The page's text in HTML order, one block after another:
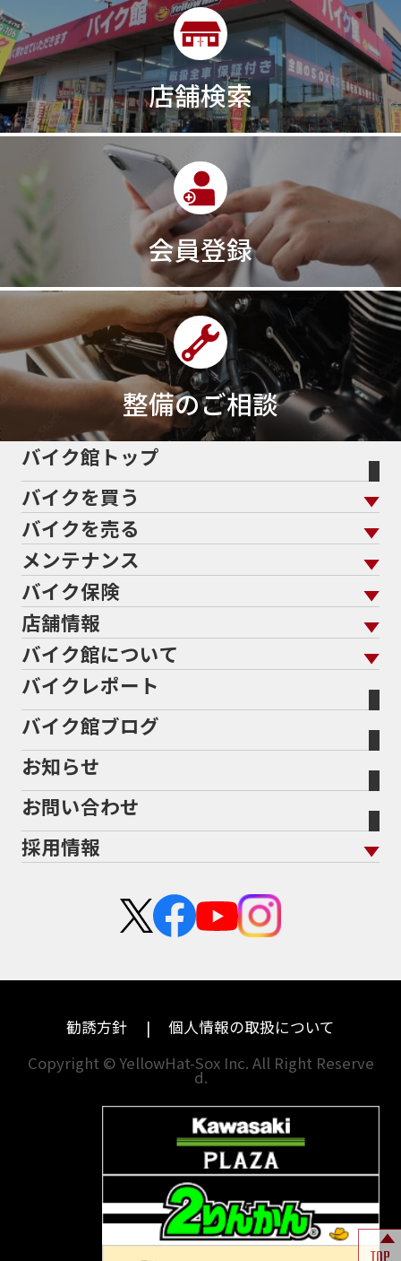
2気筒エンジン2級ボイラー技士2輪
300㎞/ｈ30th
30th Anniversary
30th記念モデル30万以下30周年
30周年記念モデル313cc320台限定
320ｃｃ350cc35ps390390ADVENTURE
390DUKE390アドベンチャー
3気筒エンジン
3気筒クロスプレーン3点パニア
3輪スポーツバイク400400X ABS400cc
400ccアメリカン400アメリカン
400ｃｃスポーツ400ｃｃモタード
43馬力464848ps4D94V 4ストローク
4ミニ4月4気筒5/31 5000円 500cc
50cc
50cc新車50cc限定50th Anniversary
50thAnniversary50th記念モデル50周年
50周年記念モデル5600シリーズ
5インチカラーTFT液晶5バルブ5月600cc
60Thモデル 60th
61馬力636cc
689cc690SMCR
701エンデューロ72PS750750cc75th
765773cc800cc80s80万以下
80万以下大型80万円以下82185馬力883
883R890DUKE899 Panigale8月8月11日
8耐8耐見に行きたい
946ml950S950cc
ADDRESSADDRESS 110ADVADV150
ADV160AEROX
AEROX155 ABS
ANNIVERSARYAPEAPE 100 DXAPEX
ARMORED CORE2
Address125
BALIUSⅡBANDIT
BANDIT 1250FBANDIT 1250S
BANDIT1250FBANDIT1250SBBQ
BEETフルエキ
BEETマフラー
BLACKLIMITEDBMW
BMW S1000RR Mパッケージ
BMWS1000R
BMW S1000RR
BMW フルパニアBM‘Sマフラー
BOBBERBOLTBOLT C-Spec
BOLT C-Spec ABSBOLT R-Spec
BOLTR-SpecBONNEVILLE
店舗検索
会員登録
整備のご相談
バイク館トップ
バイクを買う
バイクを買う トップ
バイクを探す
メーカーから探す
色から探す
スタイルから探す
排気量から探す
地域から探す
走行距離から探す
中古車から探す
バイクを売る
バイクを売る トップ
バイク館買取の強み
バイクを高く売るコツ
バイク買取の流れ
全国展開の強み
よくあるご質問
バイク買取強化車両
メーカー別買取相場・
ヤマハ
ホンダ
スズキ
ハーレーダビッドソン
ドゥカティ
トライアンフ
アプリリア
KTM
モトグッツイ
MVアグスタ
他海外ﾒｰｶｰ
メンテナンス
メンテナンス トップ
バイク点検
バイク車検
Bikeep
プロテクションフィルム
バイク保険
バイク保険 トップ
自賠責保険
任意保険
バイク保険無料見積り（現在未加入の方）
バイク保険無料見積り（他社でご加入の方）
盗難保険
店舗情報
店舗情報 トップ
北海道
宮城
福島
茨城
栃木
兵庫
福岡
長崎
熊本
バイク館について
バイク館について トップ
バイク館が選ばれる理由
会社概要
沿革
二輪公正取引協議会加盟店
バイクレポート
バイク館ブログ
お知らせ
お問い合わせ
採用情報
中途採用・アルバイト
勧誘方針
個人情報の取扱について
Copyright © YellowHat-Sox Inc. All Right Reserve
d.